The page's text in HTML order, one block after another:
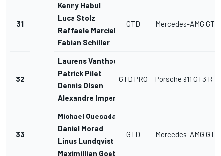
31
Kenny Habul
Luca Stolz
Raffaele Marciello
Fabian Schiller
GTD Mercedes-AMG GT3
32
Laurens Vanthoor
Patrick Pilet
Dennis Olsen
Alexandre Imperatori
GTD PRO Porsche 911 GT3 R
33
Michael Quesada
Daniel Morad
Linus Lundqvist
Maximillian Goetz
GTD Mercedes-AMG GT3